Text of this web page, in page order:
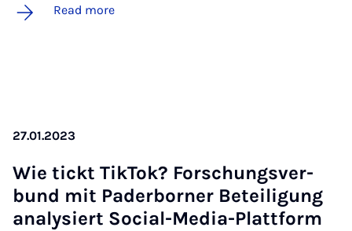
Read more
27.01.2023
Wie tickt Tik­Tok? Forschungs­ver­
bund mit Pader­borner Beteili­gung
ana­lysiert So­cial-Me­dia-Platt­form